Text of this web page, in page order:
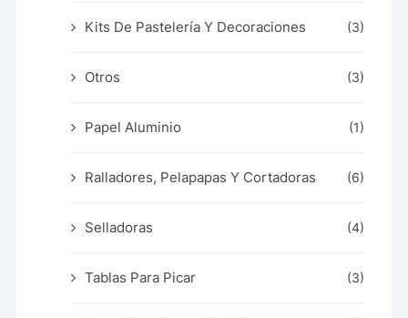
Kits De Pastelería Y Decoraciones (3)
Otros (3)
Papel Aluminio (1)
Ralladores, Pelapapas Y Cortadoras (6)
Selladoras (4)
Tablas Para Picar (3)